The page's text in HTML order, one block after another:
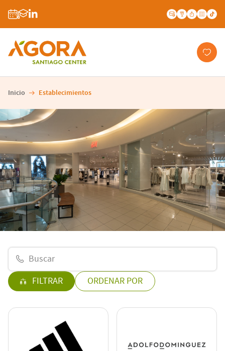
Inicio Establecimientos
FILTRAR ORDENAR POR